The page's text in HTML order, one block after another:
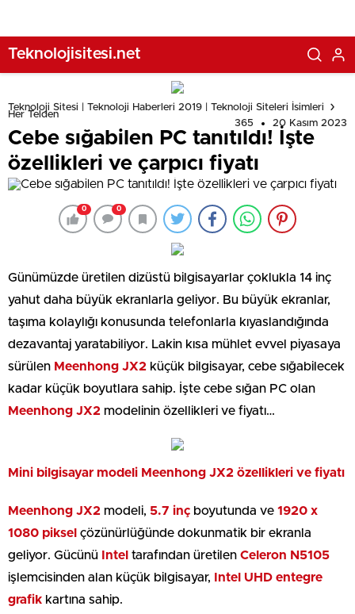
Teknolojisitesi.net
Teknoloji Sitesi | Teknoloji Haberleri 2019 | Teknoloji Siteleri İsimleri
Her Telden
365
20 Kasım 2023
Cebe sığabilen PC tanıtıldı! İşte
özellikleri ve çarpıcı fiyatı
0 0
Günümüzde üretilen dizüstü bilgisayarlar çoklukla 14 inç
yahut daha büyük ekranlarla geliyor. Bu büyük ekranlar,
taşıma kolaylığı konusunda telefonlarla kıyaslandığında
dezavantaj yaratabiliyor. Lakin kısa mühlet evvel piyasaya
sürülen Meenhong JX2 küçük bilgisayar, cebe sığabilecek
kadar küçük boyutlara sahip. İşte cebe sığan PC olan
Meenhong JX2 modelinin özellikleri ve fiyatı…
Mini bilgisayar modeli Meenhong JX2 özellikleri ve fiyatı
Meenhong JX2 modeli, 5.7 inç boyutunda ve 1920 x
1080 piksel çözünürlüğünde dokunmatik bir ekranla
geliyor. Gücünü
Intel tarafından üretilen Celeron N5105
işlemcisinden alan küçük bilgisayar,
Intel UHD entegre
grafik kartına sahip.